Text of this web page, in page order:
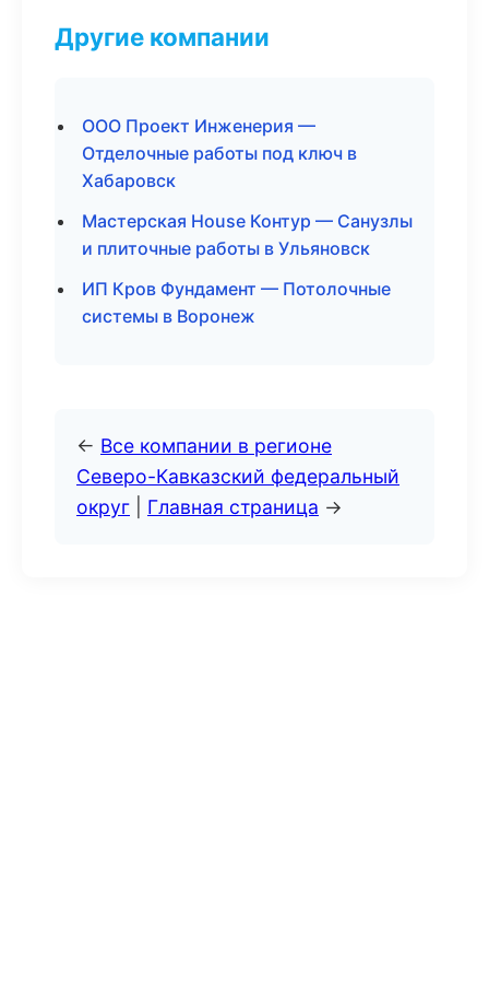
Другие компании
ООО Проект Инженерия —
Отделочные работы под ключ в
Хабаровск
Мастерская House Контур — Санузлы
и плиточные работы в Ульяновск
ИП Кров Фундамент — Потолочные
системы в Воронеж
← Все компании в регионе
Северо-Кавказский федеральный
округ
Главная страница →